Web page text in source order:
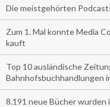
Die meistgehörten
Zum 1. Mal konnte Media
kauft
Top 10 ausländische
Bahnhofsbuchhandlungen
8.191 neue Bücher